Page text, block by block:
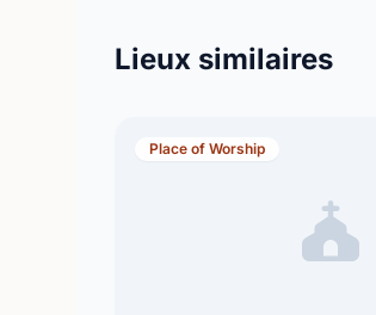
Lieux similaires
Place of Worship